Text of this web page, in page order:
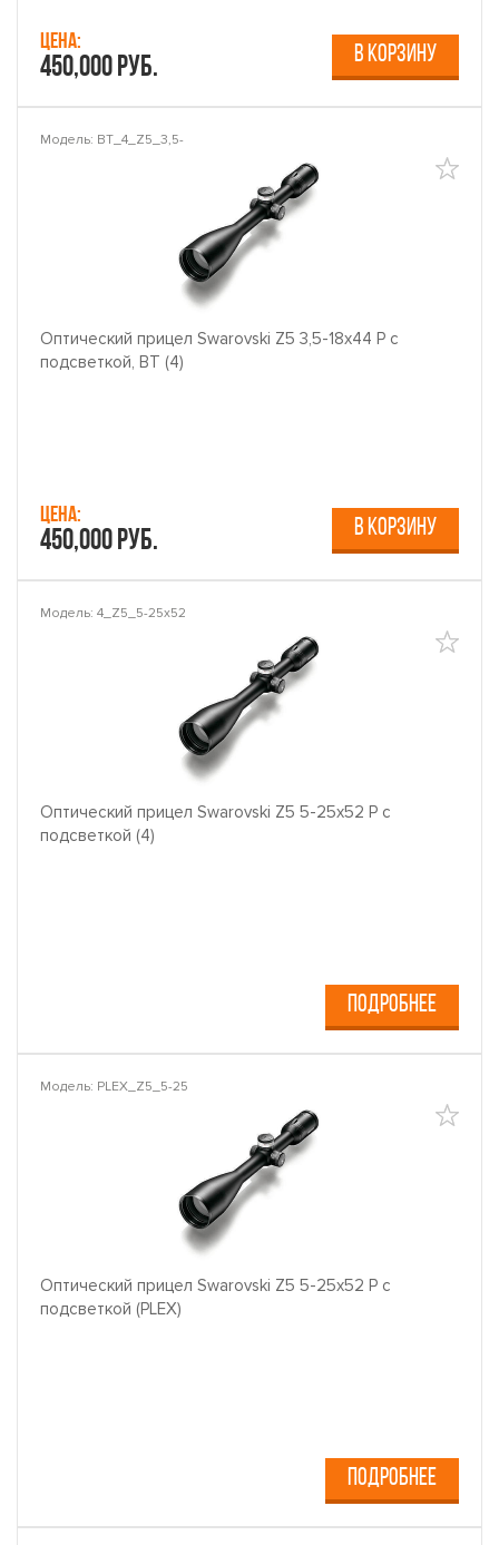
Цена:
450,000 руб. В КОРЗИНУ
Модель: BT_4_Z5_3,5-
Оптический прицел Swarovski Z5 3,5-18x44 P с
подсветкой, BT (4)
Цена:
450,000 руб. В КОРЗИНУ
Модель: 4_Z5_5-25x52
Оптический прицел Swarovski Z5 5-25x52 P с
подсветкой (4)
ПОДРОБНЕЕ
Модель: PLEX_Z5_5-25
Оптический прицел Swarovski Z5 5-25x52 P с
подсветкой (PLEX)
ПОДРОБНЕЕ